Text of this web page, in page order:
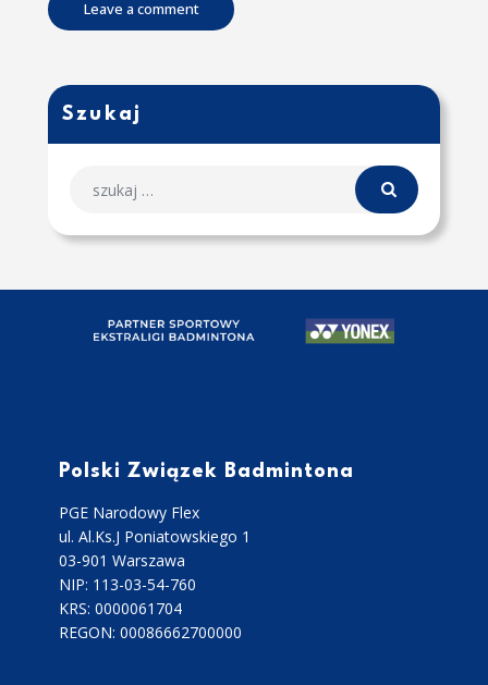
Szukaj
Polski Związek Badmintona
PGE Narodowy Flex
ul. Al.Ks.J Poniatowskiego 1
03-901 Warszawa
NIP: 113-03-54-760
KRS: 0000061704
REGON: 00086662700000